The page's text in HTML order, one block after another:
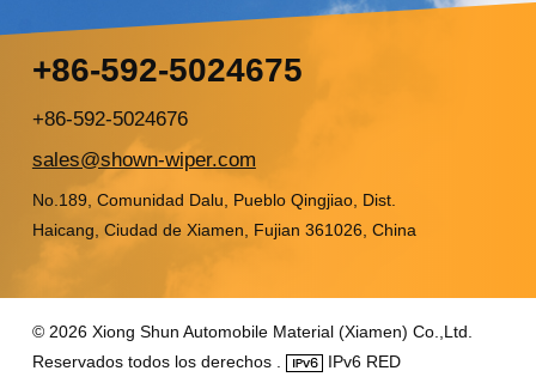
+86-592-5024675
+86-592-5024676
sales@shown-wiper.com
No.189, Comunidad Dalu, Pueblo Qingjiao, Dist.
Haicang, Ciudad de Xiamen, Fujian 361026, China
© 2026 Xiong Shun Automobile Material (Xiamen) Co.,Ltd.
Reservados todos los derechos .
IPv6 RED